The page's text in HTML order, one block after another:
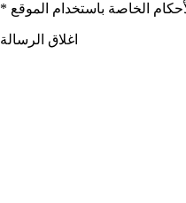
اغلاق الرسالة